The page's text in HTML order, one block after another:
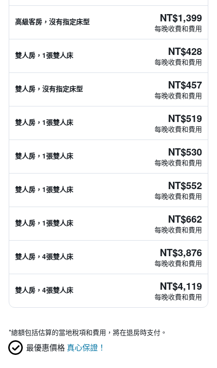
高級客房，沒有指定床型 NT$1,399
每晚收費和費用
雙人房，1張雙人床 NT$428
每晚收費和費用
雙人房，沒有指定床型 NT$457
每晚收費和費用
雙人房，1張雙人床 NT$519
每晚收費和費用
雙人房，1張雙人床 NT$530
每晚收費和費用
雙人房，1張雙人床 NT$552
每晚收費和費用
雙人房，1張雙人床 NT$662
每晚收費和費用
雙人房，4張雙人床 NT$3,876
每晚收費和費用
雙人房，4張雙人床 NT$4,119
每晚收費和費用
*總額包括估算的當地稅項和費用，將在退房時支付。
最優惠價格 真心保證！